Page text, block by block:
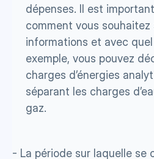
dépenses. Il est
comment vous
informations et avec
exemple, vous pouvez
charges d’énergies
séparant les charges
gaz.
- La période sur laquelle se